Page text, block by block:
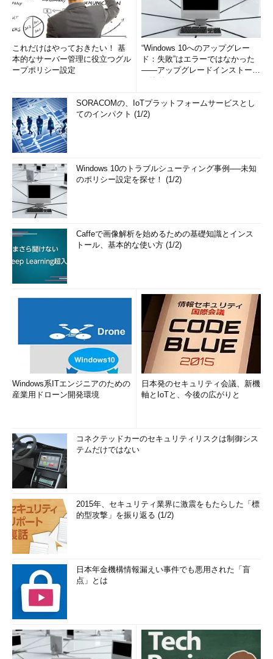
これだけはやっておきたい！ 基
本的なサーバー管理に役立つグル
ープポリシー設定
“Windows 10へのアップグレー
ド：失敗”はエラーではなかった
――アップグレードインストール
SORACOMの、IoTプラットフォームサービスとし
てのインパクト (1/2)
Windows 10のトラブルシューティング事例──未知
のポリシー設定を探せ！ (1/2)
Caffeで画像解析を始めるための基礎知識とインス
トール、基本的な使い方 (1/2)
Windows系ITエンジニアのための
産業用ドローン開発環境
日本発のセキュリティ会議、新機
軸とIoTと、今後の広がりと
コネクテッドカーのセキュリティリスクは制御シス
テムだけではない
2015年、セキュリティ業界に激震をもたらした「標
的型攻撃」を振り返る (1/2)
日本年金機構情報漏えい事件でも悪用された「盲
点」とは